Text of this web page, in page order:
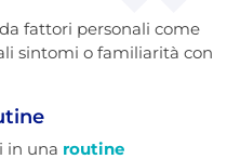
fattori personali come
sintomi o familiarità con
in una routine